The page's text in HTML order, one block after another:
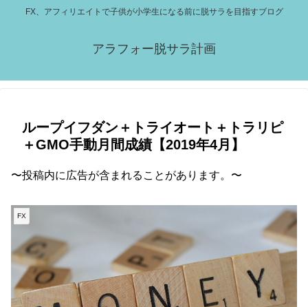
FX、アフィリエイトで子供が小学生になる前に脱サラを目指すブログ
アラフォー脱サラ計画
ループイフダン＋トライオート＋トラリピ
＋GMO手動月間成績【2019年4月】
〜投稿内に広告が含まれることがあります。〜
FX